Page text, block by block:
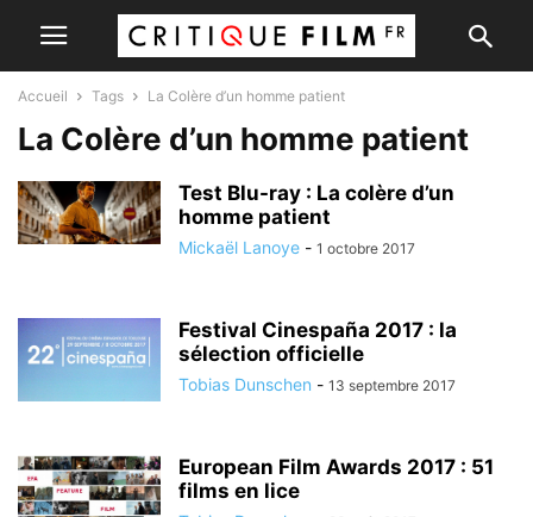
Accueil Tags La Colère d’un homme patient
La Colère d’un homme patient
Test Blu-ray : La colère d’un
homme patient
Mickaël Lanoye - 1 octobre 2017
Festival Cinespaña 2017 : la
sélection officielle
Tobias Dunschen - 13 septembre 2017
European Film Awards 2017 : 51
films en lice